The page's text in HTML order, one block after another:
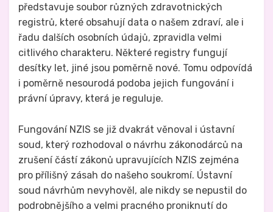
představuje soubor různých zdravotnických
registrů, které obsahují data o našem zdraví, ale i
řadu dalších osobních údajů, zpravidla velmi
citlivého charakteru. Některé registry fungují
desítky let, jiné jsou poměrně nové. Tomu odpovídá
i poměrně nesourodá podoba jejich fungování i
právní úpravy, která je reguluje.
Fungování NZIS se již dvakrát věnoval i ústavní
soud, který rozhodoval o návrhu zákonodárců na
zrušení částí zákonů upravujících NZIS zejména
pro přílišný zásah do našeho soukromí. Ústavní
soud návrhům nevyhověl, ale nikdy se nepustil do
podrobnějšího a velmi pracného proniknutí do